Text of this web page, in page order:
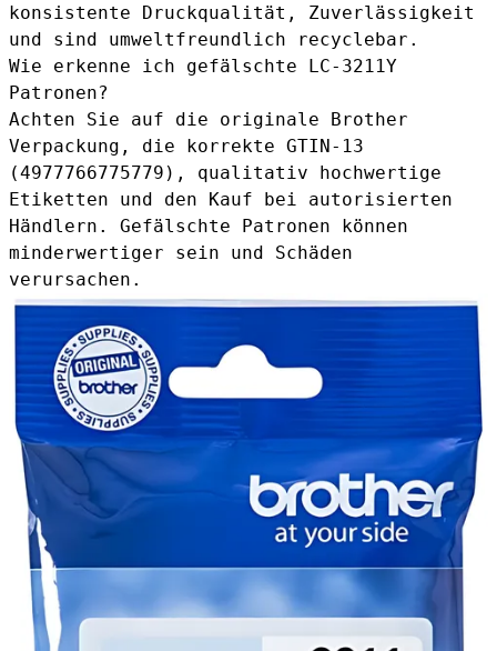
konsistente Druckqualität, Zuverlässigkeit
und sind umweltfreundlich recyclebar.
Wie erkenne ich gefälschte LC-3211Y
Patronen?
Achten Sie auf die originale Brother
Verpackung, die korrekte GTIN-13
(4977766775779), qualitativ hochwertige
Etiketten und den Kauf bei autorisierten
Händlern. Gefälschte Patronen können
minderwertiger sein und Schäden
verursachen.